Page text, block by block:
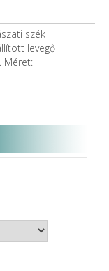
szék
levegő
Méret: